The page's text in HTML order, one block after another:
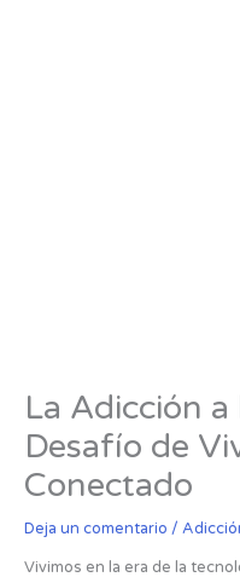
La Adicción
Desafío de
Conectado
Deja un comentario /
Vivimos en la era de la